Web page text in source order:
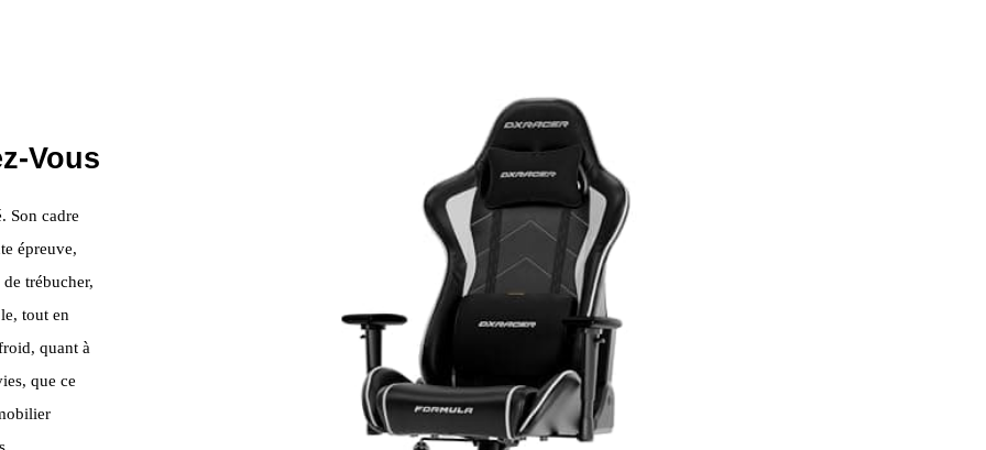
Vous
Son cadre
épreuve,
trébucher,
tout en
quant à
que ce